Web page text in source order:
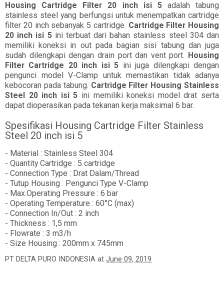
Housing Cartridge Filter 20 inch isi 5adalah tabung
stainless steel yang berfungsi untuk menempatkan cartridge
filter 20 inch sebanyak 5 cartridge. Cartridge Filter Housing
20 inch isi 5ini terbuat dari bahan stainless steel 304 dan
memiliki koneksi in out pada bagian sisi tabung dan juga
sudah dilengkapi dengan drain port dan vent port. Housing
Filter Cartridge 20 inch isi 5 ini juga dilengkapi dengan
pengunci model V-Clamp untuk memastikan tidak adanya
kebocoran pada tabung. Cartridge Filter Housing Stainless
Steel 20 inch isi 5 ini memiliki koneksi model drat serta
dapat dioperasikan pada tekanan kerja maksimal 6 bar.
Spesifikasi Housing Cartridge Filter Stainless
Steel 20 inch isi 5
- Material : Stainless Steel 304
- Quantity Cartridge : 5 cartridge
- Connection Type : Drat Dalam/Thread
- Tutup Housing : Pengunci Type V-Clamp
- Max.Operating Pressure : 6 bar
- Operating Temperature : 60°C (max)
- Connection In/Out : 2 inch
- Thickness : 1,5 mm
- Flowrate : 3 m3/h
- Size Housing : 200mm x 745mm
PT DELTA PURO INDONESIA at June 09, 2019